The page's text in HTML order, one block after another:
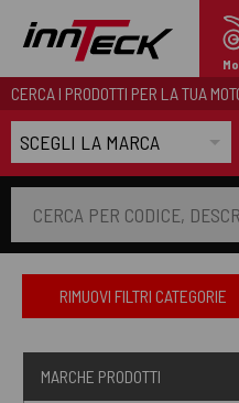
CERCA I PRODOTTI PER LA TUA
RIMUOVI FILTRI CATEGORIE
MARCHE PRODOTTI